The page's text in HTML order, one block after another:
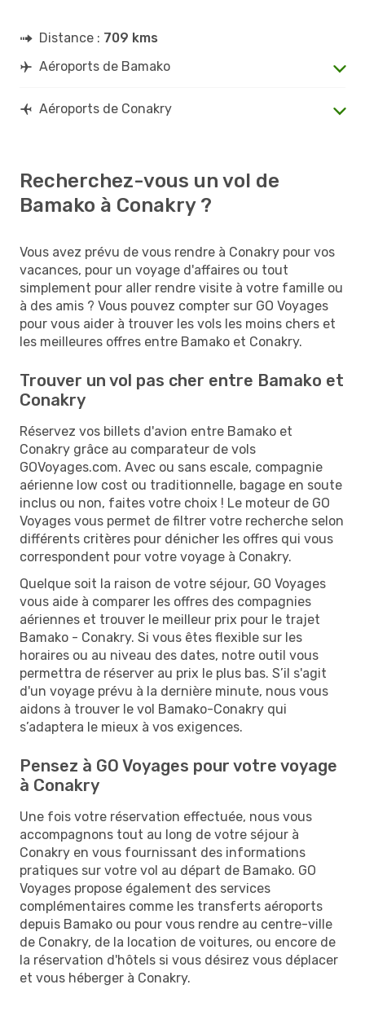
Distance : 709 kms
Aéroports de Bamako
Aéroports de Conakry
Recherchez-vous un vol de
Bamako à Conakry ?
Vous avez prévu de vous rendre à Conakry pour vos
vacances, pour un voyage d'affaires ou tout
simplement pour aller rendre visite à votre famille ou
à des amis ? Vous pouvez compter sur GO Voyages
pour vous aider à trouver les vols les moins chers et
les meilleures offres entre Bamako et Conakry.
Trouver un vol pas cher entre Bamako et
Conakry
Réservez vos billets d'avion entre Bamako et
Conakry grâce au comparateur de vols
GOVoyages.com. Avec ou sans escale, compagnie
aérienne low cost ou traditionnelle, bagage en soute
inclus ou non, faites votre choix ! Le moteur de GO
Voyages vous permet de filtrer votre recherche selon
différents critères pour dénicher les offres qui vous
correspondent pour votre voyage à Conakry.
Quelque soit la raison de votre séjour, GO Voyages
vous aide à comparer les offres des compagnies
aériennes et trouver le meilleur prix pour le trajet
Bamako - Conakry. Si vous êtes flexible sur les
horaires ou au niveau des dates, notre outil vous
permettra de réserver au prix le plus bas. S’il s'agit
d'un voyage prévu à la dernière minute, nous vous
aidons à trouver le vol Bamako-Conakry qui
s’adaptera le mieux à vos exigences.
Pensez à GO Voyages pour votre voyage
à Conakry
Une fois votre réservation effectuée, nous vous
accompagnons tout au long de votre séjour à
Conakry en vous fournissant des informations
pratiques sur votre vol au départ de Bamako. GO
Voyages propose également des services
complémentaires comme les transferts aéroports
depuis Bamako ou pour vous rendre au centre-ville
de Conakry, de la location de voitures, ou encore de
la réservation d'hôtels si vous désirez vous déplacer
et vous héberger à Conakry.